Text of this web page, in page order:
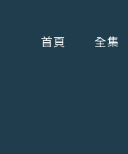
首頁 全集